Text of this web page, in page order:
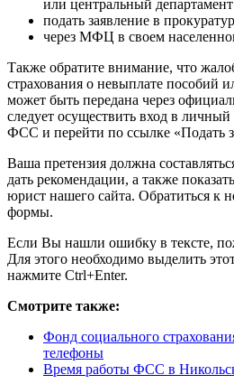
или центральный
подать заявление в
через МФЦ в своем
Также обратите внимание, что
страхования о невыплате пособий
может быть передана через
следует осуществить вход в личный
ФСС и перейти по ссылке «Подать
Ваша претензия должна
дать рекомендации, а также
юрист нашего сайта. Обратиться
формы.
Если Вы нашли ошибку в тексте,
Для этого необходимо выделить
нажмите Ctrl+Enter.
Смотрите также:
Фонд социального
телефоны
Время работы ФСС в